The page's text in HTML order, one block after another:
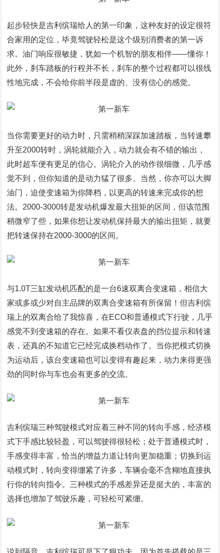
起步轻快是吉利缤瑞给人的第一印象，这种友好的设定很符
合家用的定位，毕竟驾驶轻松是这个级别消费者的第一诉
求。油门响应很敏捷，犹如一个机智的朋友相伴——懂你！
此外，刹车踏板的行程并不长，刹车的整个过程都可以很线
性地完成，不会给你前半段是虚的、没有信心的感觉。
当你需要更好的动力时，只需稍稍深踩加速踏板，当转速攀
升至2000转时，涡轮就能介入，动力就会有不错的输出，
此时超车便有更足的信心。涡轮介入的动作很细微，几乎感
觉不到，但你知道的是动力猛了很多。当然，你亦可以大脚
油门，迫使变速箱为你降档，以更高的转速来完成你的想
法。2000-3000转是发动机爆发最大扭矩的区间，但该范围
稍微窄了些，如果你想让发动机保持最大的输出扭矩，就要
把转速保持在2000-3000的区间。
与1.0T三缸发动机匹配的是一台6速双离合变速箱，相信大
家或多或少对自主品牌的双离合变速箱有所保留！但吉利缤
瑞上的双离合给了我惊喜，在ECO和普通模式下行驶，几乎
感觉不到变速箱的存在。如果不看仪表盘的挡位提示和转速
表，还真的不知道它已经完成换档动作了。当你把模式切换
为运动后，该台变速箱也可以变得有趣起来，动力来得更强
劲的同时你与车也会有更多的交流。
吉利缤瑞三种驾驶模式对应着三种不同的转向手感，经济模
式下手感比较轻盈，可以驾驶得很轻松；处于普通模式时，
手感变得丰富，恰当的增益力道让转向更加稳重；切换到运
动模式时，转向变得绷紧了许多，车辆会毫不含糊地直接执
行你的转向指令。三种模式的手感差异还是挺大的，丰富的
选择也增加了驾驶乐趣，可轻松可紧绷。